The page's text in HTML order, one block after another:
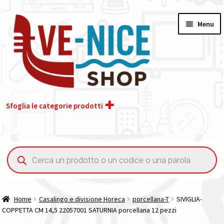
alla
navigazione
contenuto
Menu
Sfoglia le categorie prodotti
Acquisto iva 4% (agevolata)
Contatti
Ricerca
prodotti
Home Casalingo e divisione Horeca porcellana-T
SIVIGLIA-
COPPETTA CM 14,5 22057001 SATURNIA porcellana 12 pezzi